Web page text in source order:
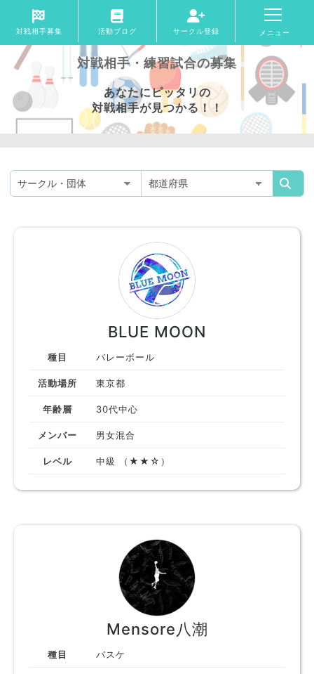
対戦相手募集 活動ブログ サークル登録 メニュー
対戦相手・練習試合の募集
あなたにピッタリの
対戦相手が見つかる！！
BLUE MOON
種目 バレーボール
活動場所 東京都
年齢層 30代中心
メンバー 男女混合
レベル 中級 （★★☆）
Mensore八潮
種目 バスケ